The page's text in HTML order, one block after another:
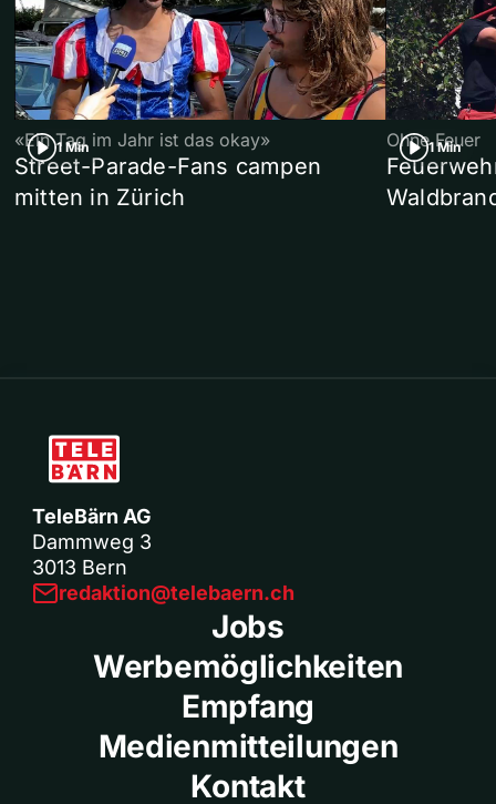
1 Min
«Ein Tag im Jahr ist das okay»
Street-Parade-Fans campen
mitten in Zürich
1 Min
Ohne Feuer
TeleBärn AG
Dammweg 3
3013 Bern
redaktion@telebaern.ch
Jobs
Werbemöglichkeiten
Empfang
Medienmitteilungen
Kontakt